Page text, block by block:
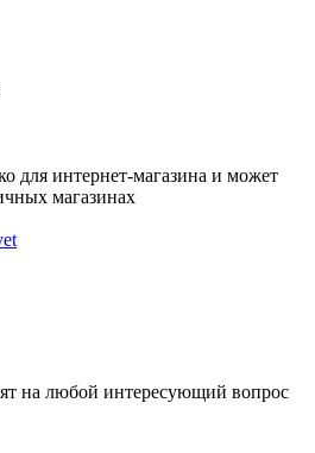
для интернет-магазина и может
магазинах
на любой интересующий вопрос